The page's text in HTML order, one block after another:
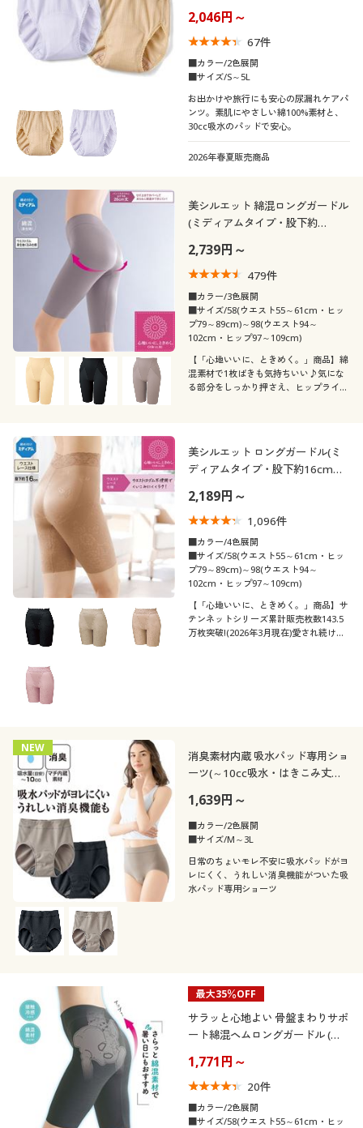
2,046円～
67件
■カラー/2色展開
■サイズ/S～5L
お出かけや旅行にも安心の尿漏れケアパ
ンツ。素肌にやさしい綿100%素材と、
30cc吸水のパッドで安心。
2026年春夏販売商品
美シルエット 綿混ロングガードル
(ミディアムタイプ・股下約
み仕様)
2,739円～
479件
■カラー/3色展開
■サイズ/58(ウエスト55～61cm・ヒッ
プ79～89cm)～98(ウエスト94～
102cm・ヒップ97～109cm)
【「心地いいに、ときめく。」商品】綿
混素材で1枚ばきも気持ちいい♪気にな
る部分をしっかり押さえ、ヒップライン
美シルエット ロングガードル(ミ
ディアムタイプ・股下約16cm・
2,189円～
1,096件
■カラー/4色展開
■サイズ/58(ウエスト55～61cm・ヒッ
プ79～89cm)～98(ウエスト94～
102cm・ヒップ97～109cm)
【「心地いいに、ときめく。」商品】サ
テンネットシリーズ累計販売枚数143.5
万枚突破!(2026年3月現在)愛され続ける
NEW
消臭素材内蔵 吸水パッド専用ショ
ーツ(～10cc吸水・はきこみ丈ス
1,639円～
■カラー/2色展開
■サイズ/M～3L
日常のちょいモレ不安に吸水パッドがヨ
レにくく、うれしい消臭機能がついた吸
水パッド専用ショーツ
最大35％OFF
サラッと心地よい 骨盤まわりサポ
ート綿混ヘムロングガードル (ミ
23cm)
1,771円～
20件
■カラー/2色展開
■サイズ/58(ウエスト55～61cm・ヒッ